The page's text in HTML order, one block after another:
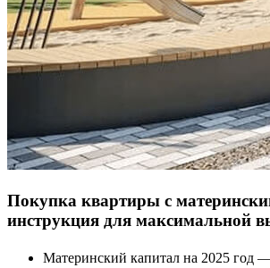
Покупка квартиры с
инструкция для максимальной
Материнский капитал на 2025 год